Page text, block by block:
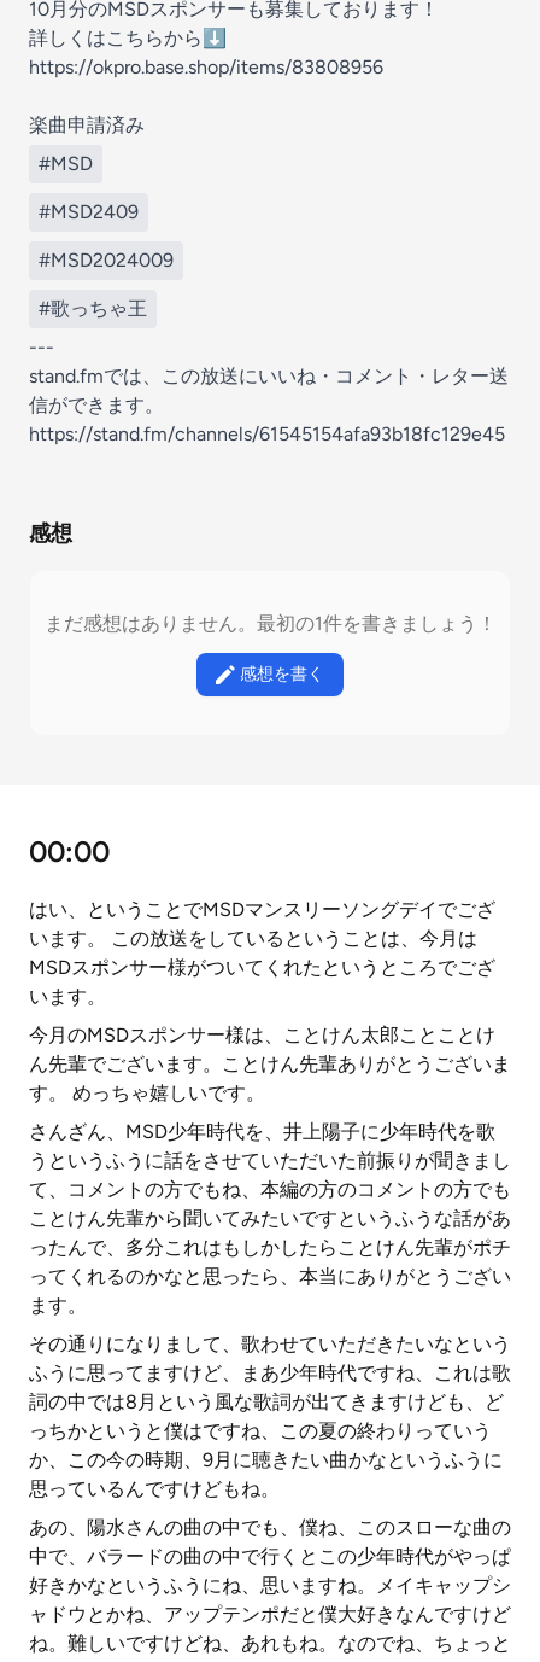
10月分のMSDスポンサーも募集しております！
詳しくはこちらから⬇️
https://okpro.base.shop/items/83808956
楽曲申請済み
#MSD
#MSD2409
#MSD2024009
#歌っちゃ王
---
stand.fmでは、この放送にいいね・コメント・レター送
信ができます。
https://stand.fm/channels/61545154afa93b18fc129e45
感想
まだ感想はありません。最初の1件を書きましょう！
感想を書く
00:00
はい、ということでMSDマンスリーソングデイでござ
います。 この放送をしているということは、今月は
MSDスポンサー様がついてくれたというところでござ
います。
今月のMSDスポンサー様は、ことけん太郎ことことけ
ん先輩でございます。ことけん先輩ありがとうございま
す。 めっちゃ嬉しいです。
さんざん、MSD少年時代を、井上陽子に少年時代を歌
うというふうに話をさせていただいた前振りが聞きまし
て、コメントの方でもね、本編の方のコメントの方でも
ことけん先輩から聞いてみたいですというふうな話があ
ったんで、多分これはもしかしたらことけん先輩がポチ
ってくれるのかなと思ったら、本当にありがとうござい
ます。
その通りになりまして、歌わせていただきたいなという
ふうに思ってますけど、まあ少年時代ですね、これは歌
詞の中では8月という風な歌詞が出てきますけども、ど
っちかというと僕はですね、この夏の終わりっていう
か、この今の時期、9月に聴きたい曲かなというふうに
思っているんですけどもね。
あの、陽水さんの曲の中でも、僕ね、このスローな曲の
中で、バラードの曲の中で行くとこの少年時代がやっぱ
好きかなというふうにね、思いますね。メイキャップシ
ャドウとかね、アップテンポだと僕大好きなんですけど
ね。難しいですけどね、あれもね。なのでね、ちょっと